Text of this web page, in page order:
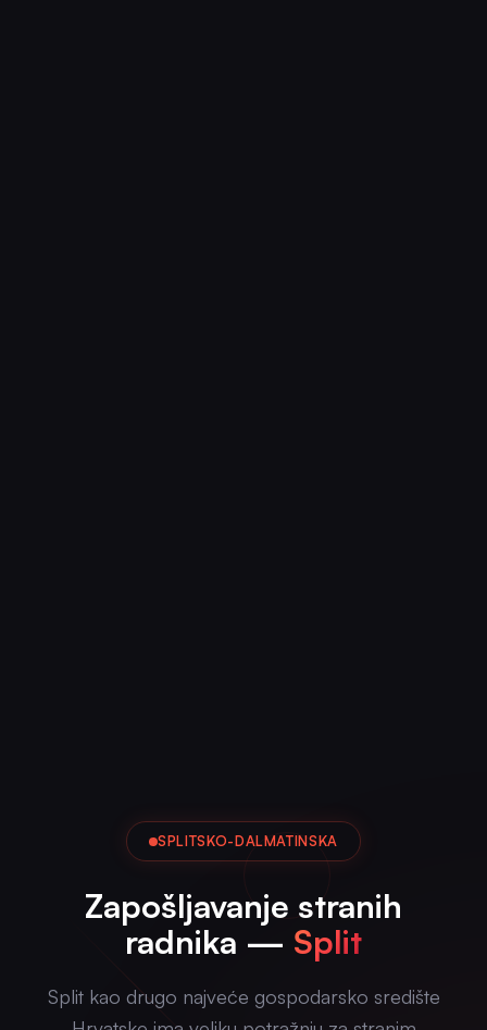
SPLITSKO-DALMATINSKA
Zapošljavanje stranih
radnika — Split
Split kao drugo najveće gospodarsko središte